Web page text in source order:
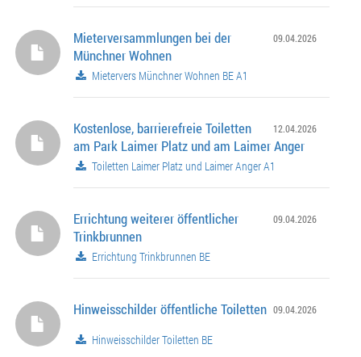
09.04.2026
Mieterversammlungen bei der
Münchner Wohnen
Mietervers Münchner Wohnen BE A1
12.04.2026
Kostenlose, barrierefreie Toiletten
am Park Laimer Platz und am Laimer Anger
Toiletten Laimer Platz und Laimer Anger A1
09.04.2026
Errichtung weiterer öffentlicher
Trinkbrunnen
Errichtung Trinkbrunnen BE
09.04.2026
Hinweisschilder öffentliche Toiletten
Hinweisschilder Toiletten BE